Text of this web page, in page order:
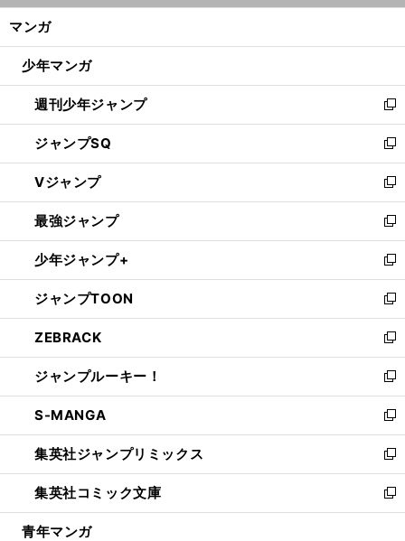
ン
ウ
開
く
マンガ
少年マンガ
週刊少年ジャンプ
新
し
い
ウ
ィ
ン
ド
ウ
で
開
く
ジャンプSQ
新
し
い
ウ
ィ
ン
ド
ウ
で
開
く
Vジャンプ
新
し
い
ウ
ィ
ン
ド
ウ
で
開
く
最強ジャンプ
新
し
い
ウ
ィ
ン
ド
ウ
で
開
く
少年ジャンプ+
新
し
い
ウ
ィ
ン
ド
ウ
で
開
く
ジャンプTOON
新
し
い
ウ
ィ
ン
ド
ウ
で
開
く
ZEBRACK
新
し
い
ウ
ィ
ン
ド
ウ
で
開
ジャンプルーキー！
新
し
い
ウ
ィ
ン
ド
ウ
S-MANGA
新
し
い
ウ
ィ
ン
集英社ジャンプリミックス
新
し
い
ウ
集英社コミック文庫
新
し
青年マンガ